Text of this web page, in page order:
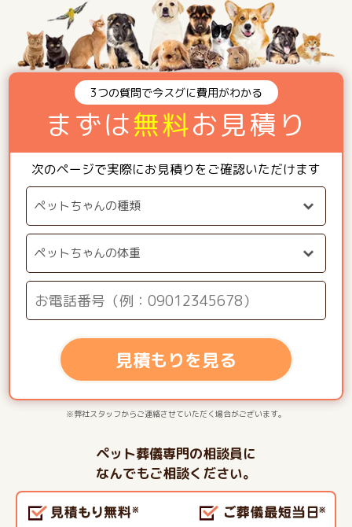
3つの質問で今スグに費用がわかる
まずは無料お見積り
次のページで実際にお見積りをご確認いただけます
見積もりを見る
※弊社スタッフからご連絡させていただく場合がございます。
ペット葬儀専門の相談員に
なんでもご相談ください。